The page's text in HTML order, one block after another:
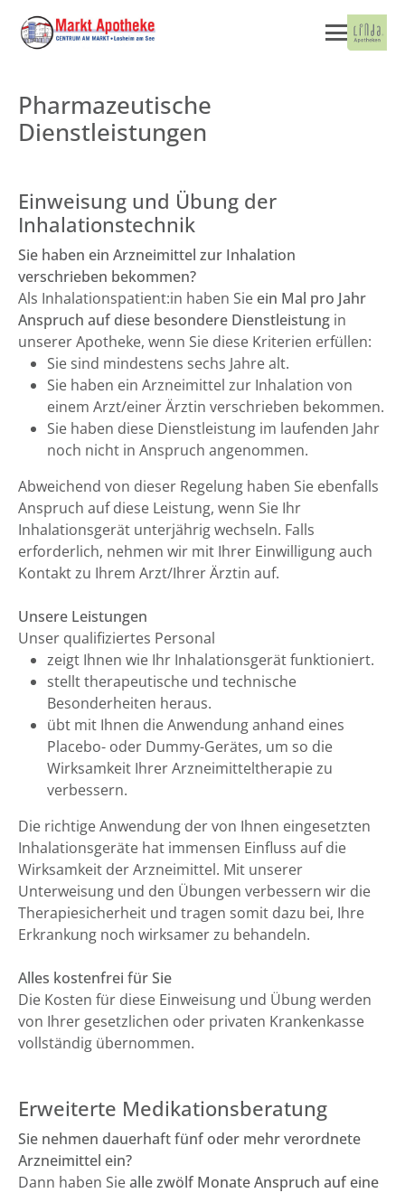
Pharmazeutische
Dienstleistungen
Einweisung und Übung der
Inhalationstechnik
Sie haben ein Arzneimittel zur Inhalation
verschrieben bekommen?
Als Inhalationspatient:in haben Sie ein Mal pro Jahr
Anspruch auf diese besondere Dienstleistung in
unserer Apotheke, wenn Sie diese Kriterien erfüllen:
Sie sind mindestens sechs Jahre alt.
Sie haben ein Arzneimittel zur Inhalation von
einem Arzt/einer Ärztin verschrieben bekommen.
Sie haben diese Dienstleistung im laufenden Jahr
noch nicht in Anspruch angenommen.
Abweichend von dieser Regelung haben Sie ebenfalls
Anspruch auf diese Leistung, wenn Sie Ihr
Inhalationsgerät unterjährig wechseln. Falls
erforderlich, nehmen wir mit Ihrer Einwilligung auch
Kontakt zu Ihrem Arzt/Ihrer Ärztin auf.
Unsere Leistungen
Unser qualifiziertes Personal
zeigt Ihnen wie Ihr Inhalationsgerät funktioniert.
stellt therapeutische und technische
Besonderheiten heraus.
übt mit Ihnen die Anwendung anhand eines
Placebo- oder Dummy-Gerätes, um so die
Wirksamkeit Ihrer Arzneimitteltherapie zu
verbessern.
Die richtige Anwendung der von Ihnen eingesetzten
Inhalationsgeräte hat immensen Einfluss auf die
Wirksamkeit der Arzneimittel. Mit unserer
Unterweisung und den Übungen verbessern wir die
Therapiesicherheit und tragen somit dazu bei, Ihre
Erkrankung noch wirksamer zu behandeln.
Alles kostenfrei für Sie
Die Kosten für diese Einweisung und Übung werden
von Ihrer gesetzlichen oder privaten Krankenkasse
vollständig übernommen.
Erweiterte Medikationsberatung
Sie nehmen dauerhaft fünf oder mehr verordnete
Arzneimittel ein?
Dann haben Siealle zwölf Monate Anspruch auf eine